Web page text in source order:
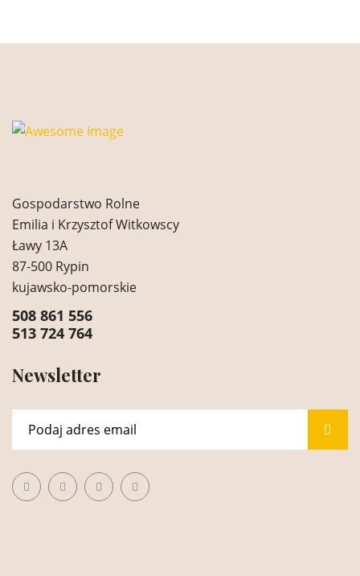
Gospodarstwo Rolne
Emilia i Krzysztof Witkowscy
Ławy 13A
87-500 Rypin
kujawsko-pomorskie
508 861 556
513 724 764
Newsletter